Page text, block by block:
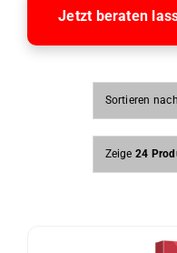
Jetzt beraten
Sortieren nach
Zeige 24